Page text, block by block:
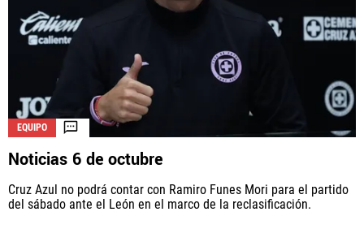
EQUIPO
Noticias 6 de octubre
Cruz Azul no podrá contar con Ramiro Funes Mori para el partido
del sábado ante el León en el marco de la reclasificación.